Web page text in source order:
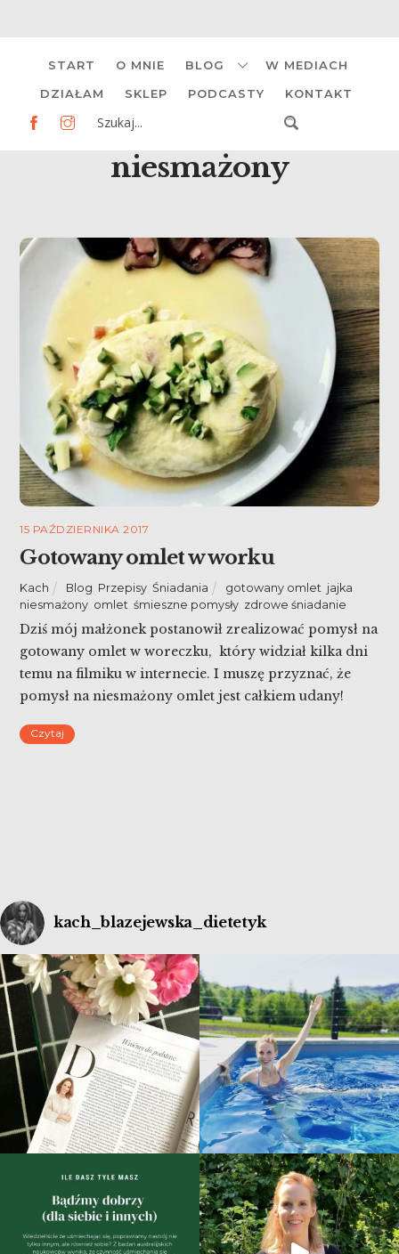
content
START O MNIE BLOG W MEDIACH
DZIAŁAM SKLEP PODCASTY KONTAKT
niesmażony
15 PAŹDZIERNIKA 2017
Gotowany omlet w worku
Kach Blog Przepisy ,Śniadania gotowany omlet jajka
niesmażony omlet ,śmieszne pomysły zdrowe śniadanie
Dziś mój małżonek postanowił zrealizować pomysł na
gotowany omlet w woreczku, który widział kilka dni
temu na filmiku w internecie. I muszę przyznać, że
pomysł na niesmażony omlet jest całkiem udany!
smaku surowej cebuli, zeszklić ją nieco wcześniej, bo
Czytaj
kach_blazejewska_dietetyk